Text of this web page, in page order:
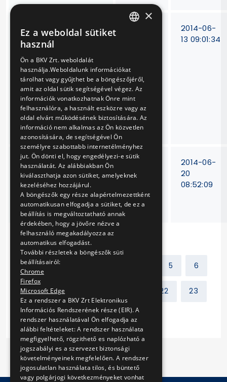
KRG 6KM típusú,
vagy azzal
egyenértékű
műszaki
paraméterű
elektronikus
jegykezelő
készülékek
beszerzése és
beüzemelése
2014-06-
13 09:01:34
Különböző típusú
hő- és füstelvezető
nyílászárók
karbantartása,
eseti hibajavítása
BKV Zrt.
V-96/14
2014-06-
20
08:52:09
Előző 5 6
7 8 22 23
Következő
×
Ez a weboldal sütiket
használ
Ön a BKV Zrt. weboldalát
használja.Weboldalunk információkat
tárolhat vagy gyűjthet be a böngészőjéről,
amit az oldal sütik segítségével végez. Az
információk vonatkozhatnak Önre mint
felhasználóra, a használt eszközre vagy az
oldal elvárt működésének biztosítására. Az
információ nem alkalmas az Ön közvetlen
azonosítására, de segítségével Ön
személyre szabottabb internetélményhez
jut. Ön dönti el, hogy engedélyezi-e sütik
használatát. Az alábbiakban Ön
kiválaszthatja azon sütiket, amelyeknek
kezeléséhez hozzájárul.
A böngészők egy része alapértelmezettként
automatikusan elfogadja a sütiket, de ez a
beállítás is megváltoztatható annak
érdekében, hogy a jövőre nézve a
felhasználó megakadályozza az
automatikus elfogadást.
További részletek a böngészők süti
beállításairól:
Chrome
Firefox
Microsoft Edge
Ez a rendszer a BKV Zrt Elektronikus
Információs Rendszerének része (EIR). A
rendszer használatával Ön elfogadja az
alábbi feltételeket: A rendszer használata
megfigyelhető, rögzithető es naplózható a
jogszabályi es a szervezet biztonsági
követelményeinek megfelelően. A rendszer
jogosulatlan használata tilos, és büntető
vagy polgárjogi következményeket vonhat